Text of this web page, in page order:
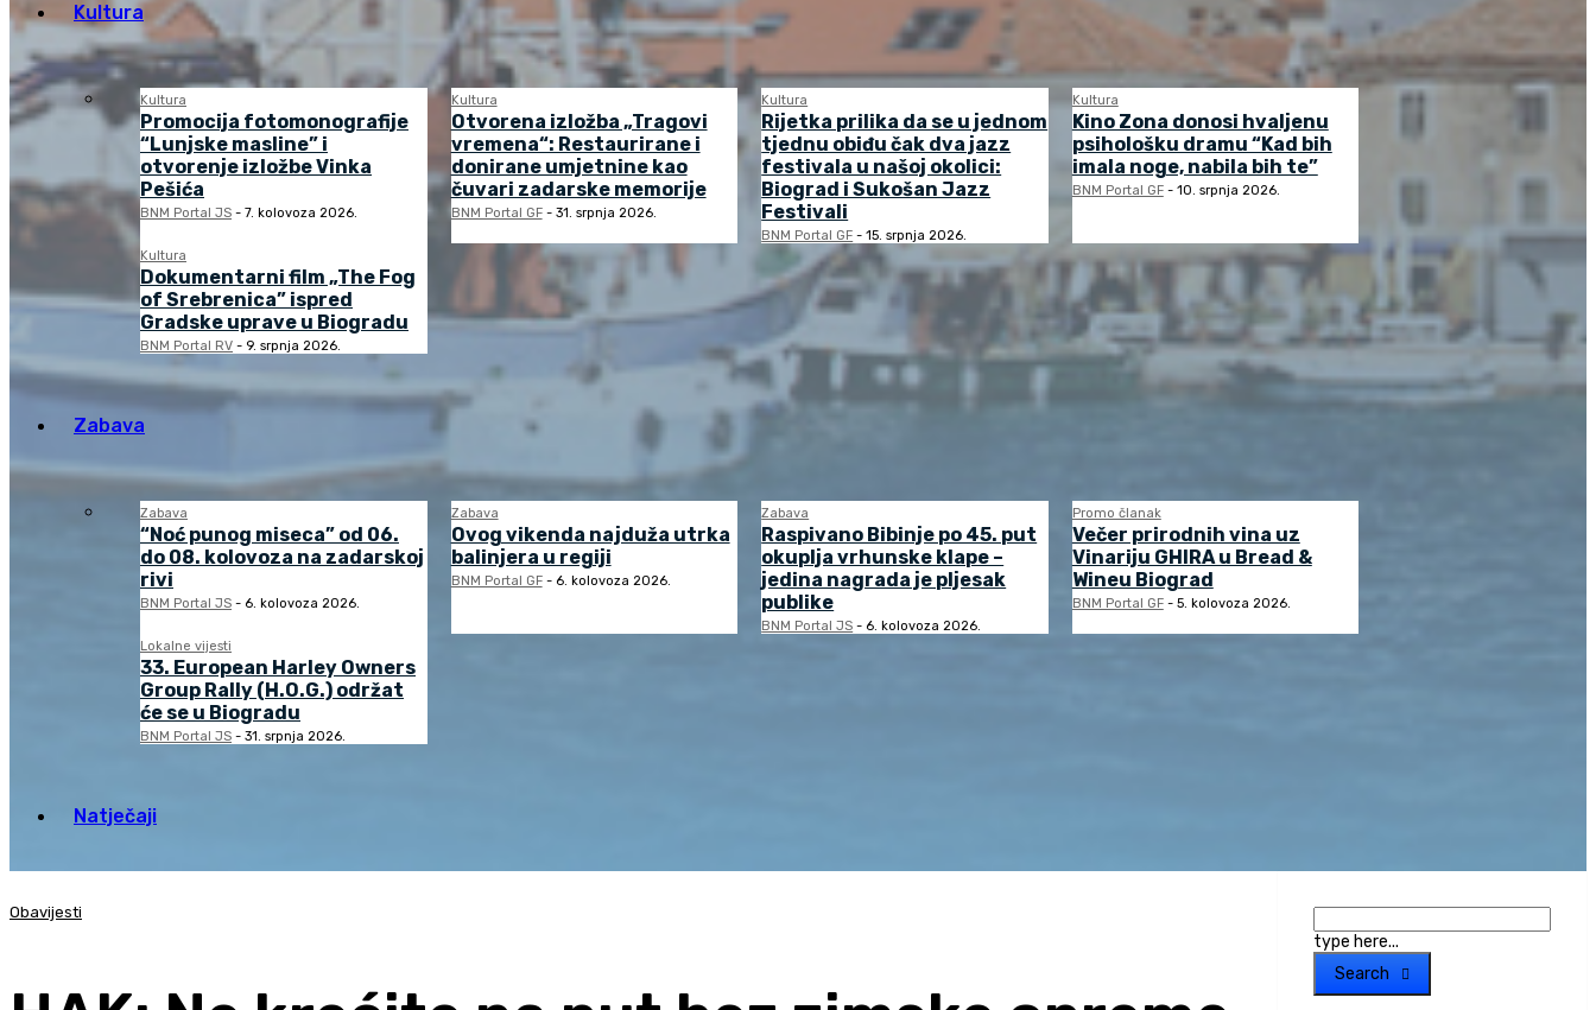
Kultura
Kultura
Promocija fotomonografije
“Lunjske masline” i
otvorenje izložbe Vinka
Pešića
BNM Portal JS - 7. kolovoza 2026.
Kultura
Otvorena izložba „Tragovi
vremena“: Restaurirane i
donirane umjetnine kao
čuvari zadarske memorije
BNM Portal GF - 31. srpnja 2026.
Kultura
Rijetka prilika da se u jednom
tjednu obiđu čak dva jazz
festivala u našoj okolici:
Biograd i Sukošan Jazz
Festivali
BNM Portal GF - 15. srpnja 2026.
Kultura
Kino Zona donosi hvaljenu
psihološku dramu “Kad bih
imala noge, nabila bih te”
BNM Portal GF - 10. srpnja 2026.
Kultura
Dokumentarni film „The Fog
of Srebrenica” ispred
Gradske uprave u Biogradu
BNM Portal RV - 9. srpnja 2026.
Zabava
Zabava
“Noć punog miseca” od 06.
do 08. kolovoza na zadarskoj
rivi
BNM Portal JS - 6. kolovoza 2026.
Zabava
Ovog vikenda najduža utrka
balinjera u regiji
BNM Portal GF - 6. kolovoza 2026.
Zabava
Raspivano Bibinje po 45. put
okuplja vrhunske klape –
jedina nagrada je pljesak
publike
BNM Portal JS - 6. kolovoza 2026.
Promo članak
Večer prirodnih vina uz
Vinariju GHIRA u Bread &
Wineu Biograd
BNM Portal GF - 5. kolovoza 2026.
Lokalne vijesti
33. European Harley Owners
Group Rally (H.O.G.) održat
će se u Biogradu
BNM Portal JS - 31. srpnja 2026.
Natječaji
type here...
Search
Obavijesti